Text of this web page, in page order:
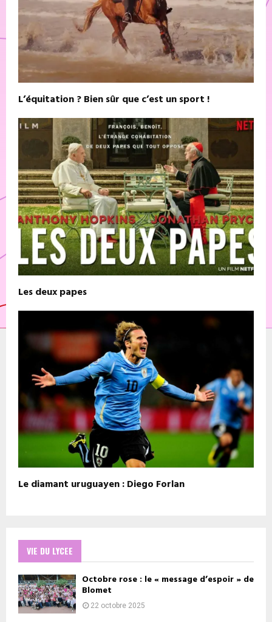
L’équitation ? Bien sûr que c’est un sport !
Les deux papes
Le diamant uruguayen : Diego Forlan
VIE DU LYCEE
Octobre rose : le « message d’espoir » de
Blomet
22 octobre 2025